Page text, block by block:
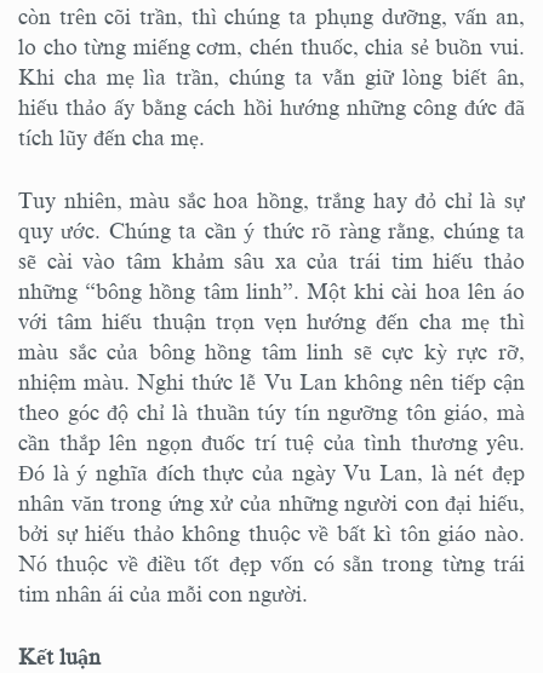
còn trên cõi trần, thì chúng ta phụng dưỡng, vấn an,
lo cho từng miếng cơm, chén thuốc, chia sẻ buồn vui.
Khi cha mẹ lìa trần, chúng ta vẫn giữ lòng biết ân,
hiếu thảo ấy bằng cách hồi hướng những công đức đã
tích lũy đến cha mẹ.
Tuy nhiên, màu sắc hoa hồng, trắng hay đỏ chỉ là sự
quy ước. Chúng ta cần ý thức rõ ràng rằng, chúng ta
sẽ cài vào tâm khảm sâu xa của trái tim hiếu thảo
những “bông hồng tâm linh”. Một khi cài hoa lên áo
với tâm hiếu thuận trọn vẹn hướng đến cha mẹ thì
màu sắc của bông hồng tâm linh sẽ cực kỳ rực rỡ,
nhiệm màu. Nghi thức lễ Vu Lan không nên tiếp cận
theo góc độ chỉ là thuần túy tín ngưỡng tôn giáo, mà
cần thắp lên ngọn đuốc trí tuệ của tình thương yêu.
Đó là ý nghĩa đích thực của ngày Vu Lan, là nét đẹp
nhân văn trong ứng xử của những người con đại hiếu,
bởi sự hiếu thảo không thuộc về bất kì tôn giáo nào.
Nó thuộc về điều tốt đẹp vốn có sẵn trong từng trái
tim nhân ái của mỗi con người.
Kết luận